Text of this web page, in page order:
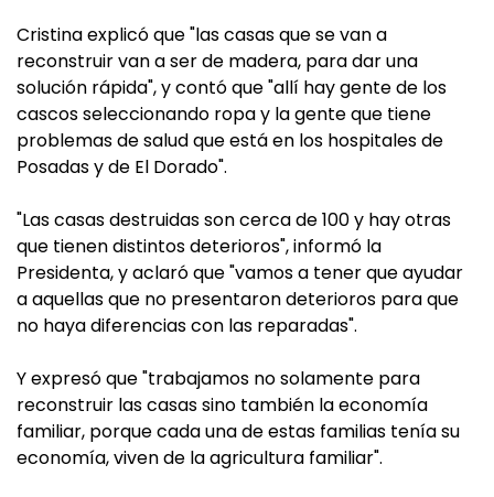
Cristina explicó que "las casas que se van a
reconstruir van a ser de madera, para dar una
solución rápida", y contó que "allí hay gente de los
cascos seleccionando ropa y la gente que tiene
problemas de salud que está en los hospitales de
Posadas y de El Dorado".
"Las casas destruidas son cerca de 100 y hay otras
que tienen distintos deterioros", informó la
Presidenta, y aclaró que "vamos a tener que ayudar
a aquellas que no presentaron deterioros para que
no haya diferencias con las reparadas".
Y expresó que "trabajamos no solamente para
reconstruir las casas sino también la economía
familiar, porque cada una de estas familias tenía su
economía, viven de la agricultura familiar".